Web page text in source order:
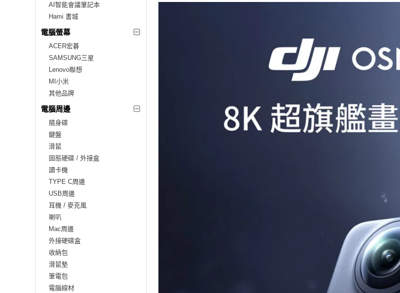
AI智能會議筆記本
Hami 書城
電腦螢幕
ACER宏碁
SAMSUNG三星
Lenovo聯想
MI小米
其他品牌
電腦周邊
隨身碟
鍵盤
滑鼠
固態硬碟 / 外接盒
讀卡機
TYPE C周邊
USB周邊
耳機 / 麥克風
喇叭
Mac周邊
外接硬碟盒
收納包
滑鼠墊
筆電包
電腦線材